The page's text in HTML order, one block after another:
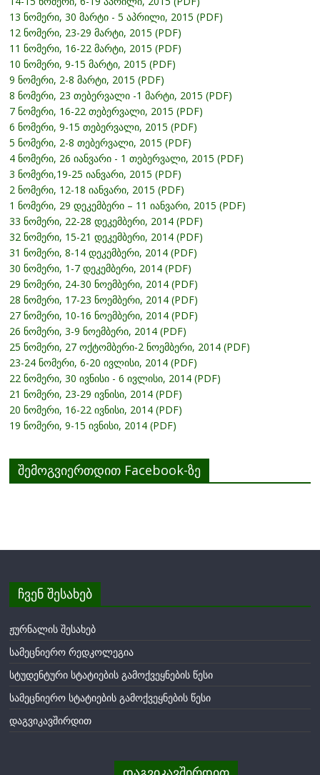
13 ნომერი, 30 მარტი - 5 აპრილი, 2015 (PDF)
12 ნომერი, 23-29 მარტი, 2015 (PDF)
11 ნომერი, 16-22 მარტი, 2015 (PDF)
10 ნომერი, 9-15 მარტი, 2015 (PDF)
9 ნომერი, 2-8 მარტი, 2015 (PDF)
8 ნომერი, 23 თებერვალი -1 მარტი, 2015 (PDF)
7 ნომერი, 16-22 თებერვალი, 2015 (PDF)
6 ნომერი, 9-15 თებერვალი, 2015 (PDF)
5 ნომერი, 2-8 თებერვალი, 2015 (PDF)
4 ნომერი, 26 იანვარი - 1 თებერვალი, 2015 (PDF)
3 ნომერი,19-25 იანვარი, 2015 (PDF)
2 ნომერი, 12-18 იანვარი, 2015 (PDF)
1 ნომერი, 29 დეკემბერი – 11 იანვარი, 2015 (PDF)
33 ნომერი, 22-28 დეკემბერი, 2014 (PDF)
32 ნომერი, 15-21 დეკემბერი, 2014 (PDF)
31 ნომერი, 8-14 დეკემბერი, 2014 (PDF)
30 ნომერი, 1-7 დეკემბერი, 2014 (PDF)
29 ნომერი, 24-30 ნოემბერი, 2014 (PDF)
28 ნომერი, 17-23 ნოემბერი, 2014 (PDF)
27 ნომერი, 10-16 ნოემბერი, 2014 (PDF)
26 ნომერი, 3-9 ნოემბერი, 2014 (PDF)
25 ნომერი, 27 ოქტომბერი-2 ნოემბერი, 2014 (PDF)
23-24 ნომერი, 6-20 ივლისი, 2014 (PDF)
22 ნომერი, 30 ივნისი - 6 ივლისი, 2014 (PDF)
21 ნომერი, 23-29 ივნისი, 2014 (PDF)
20 ნომერი, 16-22 ივნისი, 2014 (PDF)
19 ნომერი, 9-15 ივნისი, 2014 (PDF)
შემოგვიერთდით Facebook-ზე
ჩვენ შესახებ
ჟურნალის შესახებ
სამეცნიერო რედკოლეგია
სტუდენტური სტატიების გამოქვეყნების წესი
სამეცნიერო სტატიების გამოქვეყნების წესი
დაგვიკავშირდით